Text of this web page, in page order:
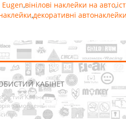
,вінілові наклейки на авто,
,декоративні автонаклейки
КАБІНЕТ
Кабінет
замовлень